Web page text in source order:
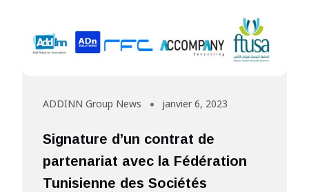
ADDINN Group News janvier 6, 2023
Signature d’un contrat de
partenariat avec la Fédération
Tunisienne des Sociétés